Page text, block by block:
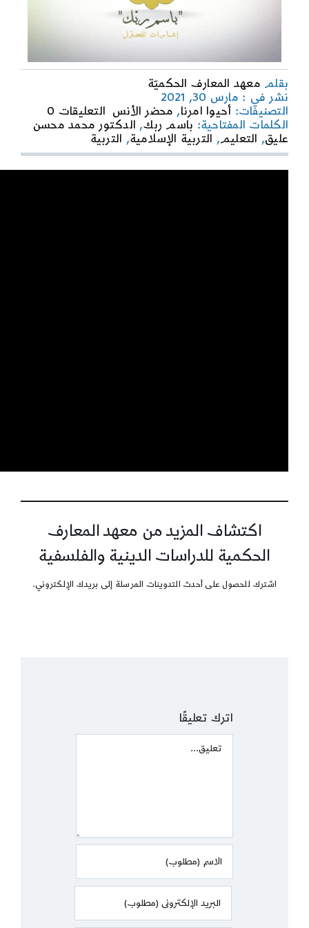
بقلم معهد المعارف الحكميّة
نشر في : مارس 30, 2021
التصنيفات: أحيوا امرنا, محضر الأنس التعليقات 0
on
باسم
|
الكلمات المفتاحية: باسم ربك, الدكتور محمد محسن
عليق, التعليم, التربية الإسلامية, التربية
اكتشاف المزيد من معهد المعارف
الحكمية للدراسات الدينية والفلسفية
اشترك للحصول على أحدث التدوينات المرسلة إلى بريدك الإلكتروني.
اترك تعليقًا
Comment